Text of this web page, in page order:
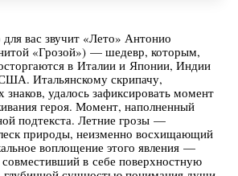
вас звучит «Лето» Антонио
«Грозой») — шедевр, которым,
в Италии и Японии, Индии
Итальянскому скрипачу,
удалось зафиксировать момент
героя. Момент, наполненный
подтекста. Летние грозы —
природы, неизменно восхищающий
воплощение этого явления —
в себе поверхностную